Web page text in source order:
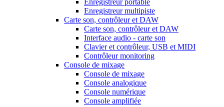
Enregistreur portable
Enregistreur multipiste
Carte son, contrôleur et DAW
Carte son, contrôleur et DAW
Interface audio - carte son
Clavier et contrôleur, USB et MIDI
Contrôleur monitoring
Console de mixage
Console de mixage
Console analogique
Console numérique
Console amplifiée